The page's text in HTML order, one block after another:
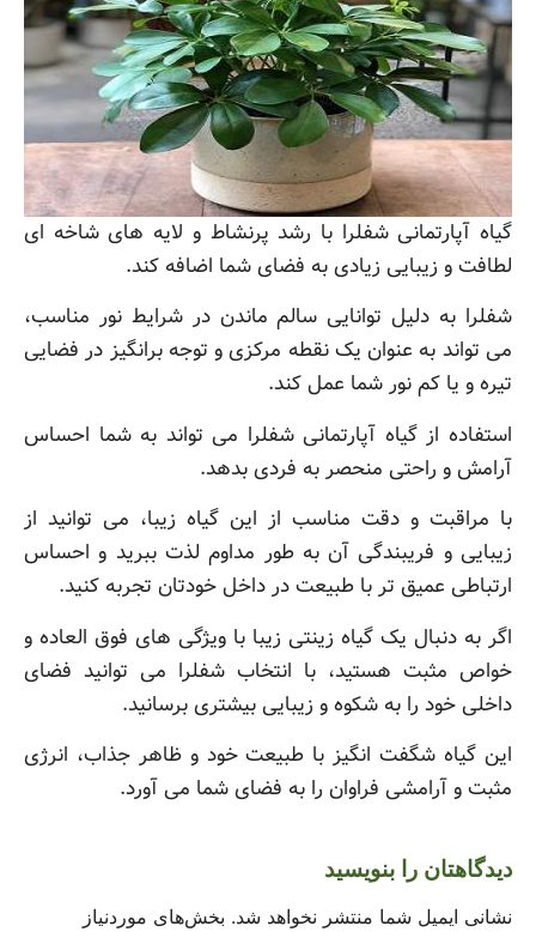
گیاه آپارتمانی شفلرا با رشد پرنشاط و لایه های شاخه ای
لطافت و زیبایی زیادی به فضای شما اضافه کند.
شفلرا به دلیل توانایی سالم ماندن در شرایط نور مناسب،
می تواند به عنوان یک نقطه مرکزی و توجه برانگیز در فضایی
تیره و یا کم نور شما عمل کند.
استفاده از گیاه آپارتمانی شفلرا می تواند به شما احساس
آرامش و راحتی منحصر به فردی بدهد.
با مراقبت و دقت مناسب از این گیاه زیبا، می توانید از
زیبایی و فریبندگی آن به طور مداوم لذت ببرید و احساس
ارتباطی عمیق تر با طبیعت در داخل خودتان تجربه کنید.
اگر به دنبال یک گیاه زینتی زیبا با ویژگی های فوق العاده و
خواص مثبت هستید، با انتخاب شفلرا می توانید فضای
داخلی خود را به شکوه و زیبایی بیشتری برسانید.
این گیاه شگفت انگیز با طبیعت خود و ظاهر جذاب، انرژی
مثبت و آرامشی فراوان را به فضای شما می آورد.
دیدگاهتان را بنویسید
نشانی ایمیل شما منتشر نخواهد شد. بخش‌های موردنیاز